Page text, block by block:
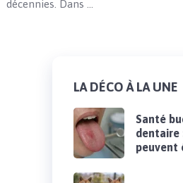
décennies. Dans …
LA DÉCO À LA UNE
Santé
dentaire
peuvent